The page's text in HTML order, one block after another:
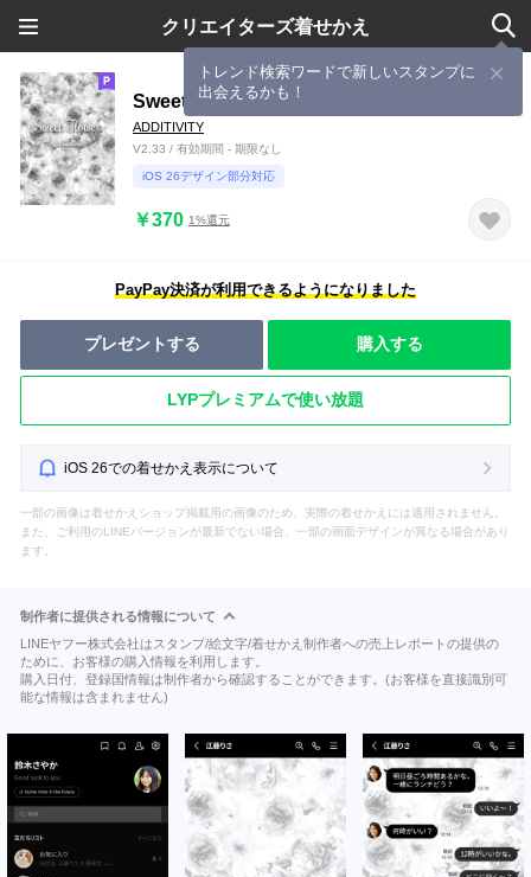
クリエイターズ着せかえ
トレンド検索ワードで新しいスタンプに
出会えるかも！
Sweet Flower - Monotone -
ADDITIVITY
V2.33 / 有効期間 - 期限なし
iOS 26デザイン部分対応
￥370 1%還元
PayPay決済が利用できるようになりました
プレゼントする 購入する
LYPプレミアムで使い放題
iOS 26での着せかえ表示について
一部の画像は着せかえショップ掲載用の画像のため、実際の着せかえには適用されません。
また、ご利用のLINEバージョンが最新でない場合、一部の画面デザインが異なる場合があり
ます。
制作者に提供される情報について
LINEヤフー株式会社はスタンプ/絵文字/着せかえ制作者への売上レポートの提供の
ために、お客様の購入情報を利用します。
購入日付、登録国情報は制作者から確認することができます。(お客様を直接識別可
能な情報は含まれません)